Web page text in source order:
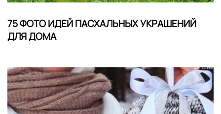
75 ФОТО ИДЕЙ ПАСХАЛЬНЫХ УКРАШЕНИЙ
ДЛЯ ДОМА